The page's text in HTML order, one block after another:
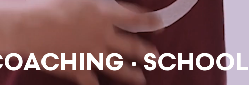
· SCHOOL